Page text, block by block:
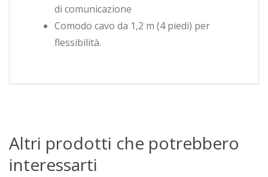
di comunicazione
Comodo cavo da 1,2 m (4 piedi) per
flessibilità.
Altri prodotti che potrebbero
interessarti